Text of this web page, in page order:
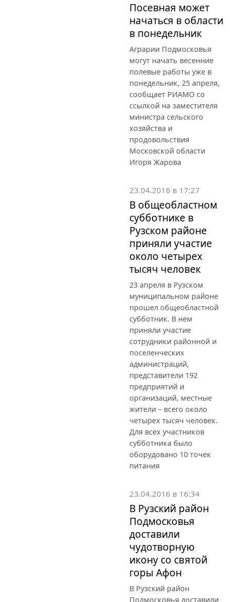
Посевная может
начаться в области
в понедельник
Аграрии Подмосковья
могут начать весенние
полевые работы уже в
понедельник, 25 апреля,
сообщает РИАМО со
ссылкой на заместителя
министра сельского
хозяйства и
продовольствия
Московской области
Игоря Жарова
23.04.2016 в 17:27
В общеобластном
субботнике в
Рузском районе
приняли участие
около четырех
тысяч человек
23 апреля в Рузском
муниципальном районе
прошел общеобластной
субботник. В нем
приняли участие
сотрудники районной и
поселенческих
администраций,
представители 192
предприятий и
организаций, местные
жители – всего около
четырех тысяч человек.
Для всех участников
субботника было
оборудовано 10 точек
питания
23.04.2016 в 16:34
В Рузский район
Подмосковья
доставили
чудотворную
икону со святой
горы Афон
В Рузский район
Подмосковья доставили